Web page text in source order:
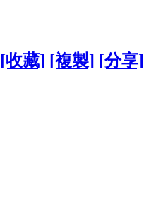
[收藏] [複製] [分享]